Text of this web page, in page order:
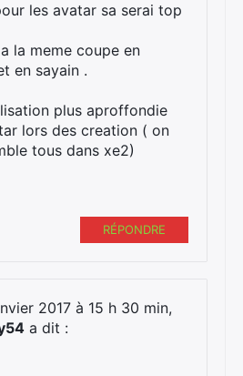
les avatar sa serai top
la meme coupe en
en sayain .
plus aproffondie
lors des creation ( on
tous dans xe2)
RÉPONDRE
2017 à 15 h 30 min,
a dit :